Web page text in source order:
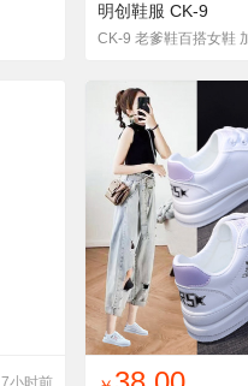
明创鞋服 CK-9
收藏
7小时前 找同款 加入铺货